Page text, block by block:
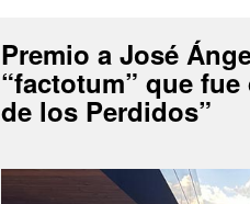
Premio a José
“factotum” que fue
de los Perdidos”